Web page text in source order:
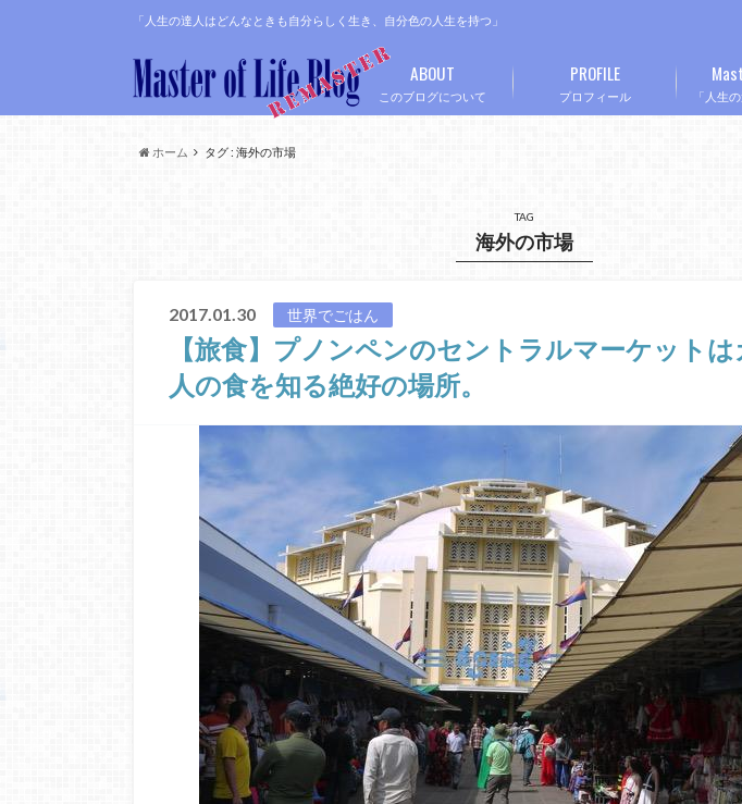
「人生の達人はどんなときも自分らしく生き、自分色の人生を持つ」
このブログについて
ABOUT
プロフィール
PROFILE
「人生
ホーム タグ : 海外の市場
TAG
海外の市場
2017.01.30 世界でごはん
【旅食】プノンペンのセントラルマーケット
人の食を知る絶好の場所。